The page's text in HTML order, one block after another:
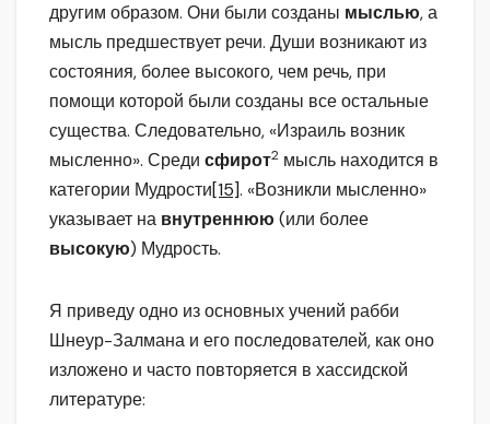
другим образом. Они были созданы мыслью, а
мысль предшествует речи. Души возникают из
состояния, более высокого, чем речь, при
помощи которой были созданы все остальные
существа. Следовательно, «Израиль возник
мысленно». Среди сфирот2 мысль находится в
категории Мудрости[15]. «Возникли мысленно»
указывает на внутреннюю (или более
высокую) Мудрость.
Я приведу одно из основных учений рабби
Шнеур-Залмана и его последователей, как оно
изложено и часто повторяется в хассидской
литературе: